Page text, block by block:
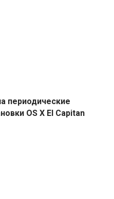
периодические
OS X El Capitan